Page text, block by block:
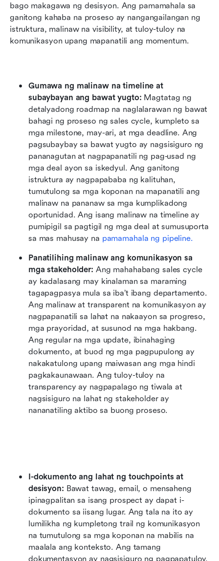
bago makagawa ng desisyon. Ang pamamahala sa
ganitong kahaba na proseso ay nangangailangan ng
istruktura, malinaw na visibility, at tuloy-tuloy na
komunikasyon upang mapanatili ang momentum.
Gumawa ng malinaw na timeline at
subaybayan ang bawat yugto: Magtatag ng
detalyadong roadmap na naglalarawan ng bawat
bahagi ng proseso ng sales cycle, kumpleto sa
mga milestone, may-ari, at mga deadline. Ang
pagsubaybay sa bawat yugto ay nagsisiguro ng
pananagutan at nagpapanatili ng pag-usad ng
mga deal ayon sa iskedyul. Ang ganitong
istruktura ay nagpapababa ng kalituhan,
tumutulong sa mga koponan na mapanatili ang
malinaw na pananaw sa mga kumplikadong
oportunidad. Ang isang malinaw na timeline ay
pumipigil sa pagtigil ng mga deal at sumusuporta
sa mas mahusay na pamamahala ng pipeline.
Panatilihing malinaw ang komunikasyon sa
mga stakeholder: Ang mahahabang sales cycle
ay kadalasang may kinalaman sa maraming
tagapagpasya mula sa iba’t ibang departamento.
Ang malinaw at transparent na komunikasyon ay
nagpapanatili sa lahat na nakaayon sa progreso,
mga prayoridad, at susunod na mga hakbang.
Ang regular na mga update, ibinahaging
dokumento, at buod ng mga pagpupulong ay
nakakatulong upang maiwasan ang mga hindi
pagkakaunawaan. Ang tuloy-tuloy na
transparency ay nagpapalago ng tiwala at
nagsisiguro na lahat ng stakeholder ay
nananatiling aktibo sa buong proseso.
I-dokumento ang lahat ng touchpoints at
desisyon: Bawat tawag, email, o mensaheng
ipinagpalitan sa isang prospect ay dapat i-
dokumento sa iisang lugar. Ang tala na ito ay
lumilikha ng kumpletong trail ng komunikasyon
na tumutulong sa mga koponan na mabilis na
maalala ang konteksto. Ang tamang
dokumentasyon ay nagsisiguro ng pagpapatuloy,